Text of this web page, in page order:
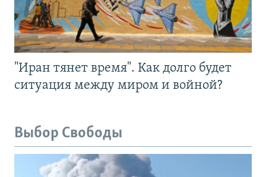
"Иран тянет время". Как долго будет
ситуация между миром и войной?
Выбор Свободы